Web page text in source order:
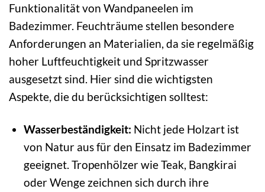
Funktionalität von Wandpaneelen im
Badezimmer. Feuchträume stellen besondere
Anforderungen an Materialien, da sie regelmäßig
hoher Luftfeuchtigkeit und Spritzwasser
ausgesetzt sind. Hier sind die wichtigsten
Aspekte, die du berücksichtigen solltest:
Wasserbeständigkeit: Nicht jede Holzart ist
von Natur aus für den Einsatz im Badezimmer
geeignet. Tropenhölzer wie Teak, Bangkirai
oder Wenge zeichnen sich durch ihre